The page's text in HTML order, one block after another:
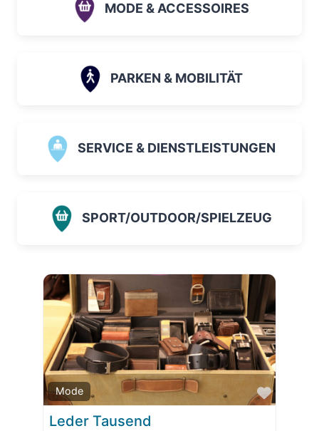
MODE & ACCESSOIRES
PARKEN & MOBILITÄT
SERVICE & DIENSTLEISTUNGEN
SPORT/OUTDOOR/SPIELZEUG
Mode
Favorit
Leder Tausend